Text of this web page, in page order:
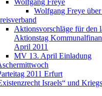
Wolfgang Freye
Wolfgang Freye
Aktionsvorschläge für den
Aktionstag
April 2011
MV 13. April Einladung
2011 Erfurt
Israels“ und